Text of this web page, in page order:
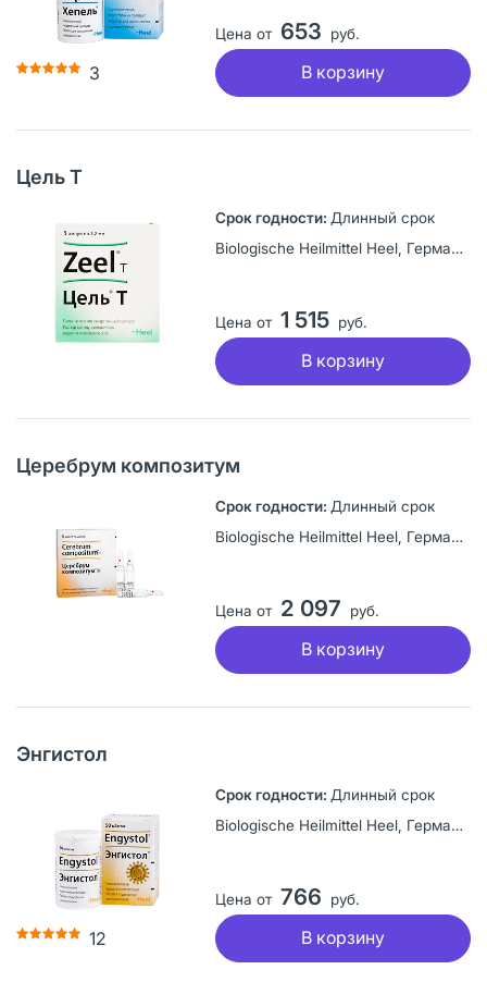
3
Цена от 653 руб.
В корзину
Цель Т
Длинный срок
Biologische Heilmittel Heel, Германия
Цена от 1 515 руб.
В корзину
Церебрум композитум
Длинный срок
Biologische Heilmittel Heel, Германия
Цена от 2 097 руб.
В корзину
Энгистол
12
Длинный срок
Biologische Heilmittel Heel, Германия
Цена от 766 руб.
В корзину